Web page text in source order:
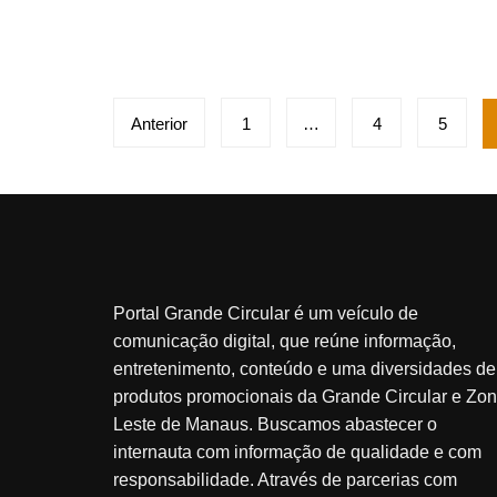
Paginação
posts
Anterior 1 … 4 5
Portal Grande Circular é um veículo de
comunicação digital, que reúne informação,
entretenimento, conteúdo e uma diversidades de
produtos promocionais da Grande Circular e
Leste de Manaus. Buscamos abastecer o
internauta com informação de qualidade e com
responsabilidade. Através de parcerias com